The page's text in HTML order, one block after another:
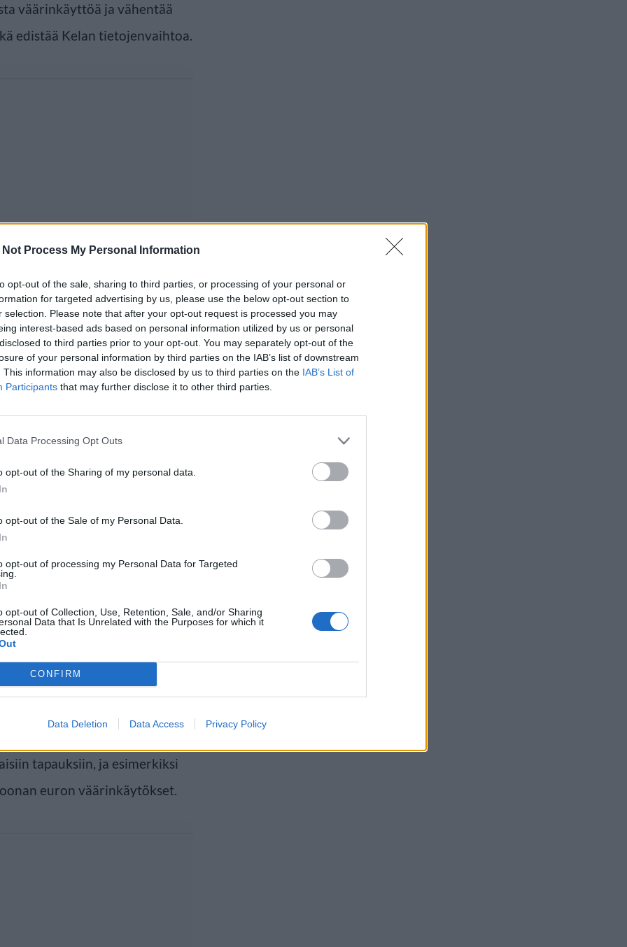
Not Process My Personal Information
opt-out of the sale, sharing to third parties, or processing of your personal or
for targeted advertising by us, please use the below opt-out section to
selection. Please note that after your opt-out request is processed you may
interest-based ads based on personal information utilized by us or personal
to third parties prior to your opt-out. You may separately opt-out of the
of your personal information by third parties on the IAB’s list of downstream
This information may also be disclosed by us to third parties on the IAB’s List of
Participants that may further disclose it to other third parties.
Data Processing Opt Outs
opt-out of the Sharing of my personal data.
opt-out of the Sale of my Personal Data.
opt-out of processing my Personal Data for Targeted
opt-out of Collection, Use, Retention, Sale, and/or Sharing
Data that Is Unrelated with the Purposes for which it
CONFIRM
Data Deletion Data Access Privacy Policy
väärinkäyttöä ja vähentää
edistää Kelan tietojenvaihtoa.
tahallista tai
pyrkii saamaan oikeudetonta
vilpillisellä toiminnalla
tilien salaaminen,
tosiasiallisen asuin- tai
hyödyn saamiseksi. Kela on
tapauksiin, ja esimerkiksi
euron väärinkäytökset.